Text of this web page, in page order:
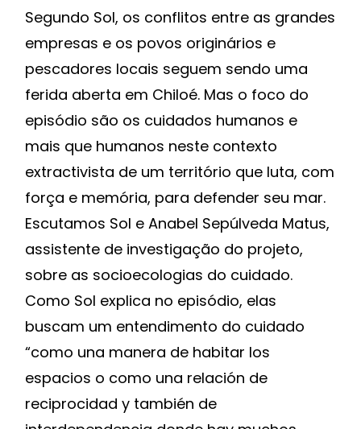
Segundo Sol, os conflitos entre as grandes
empresas e os povos originários e
pescadores locais seguem sendo uma
ferida aberta em Chiloé. Mas o foco do
episódio são os cuidados humanos e
mais que humanos neste contexto
extractivista de um território que luta, com
força e memória, para defender seu mar.
Escutamos Sol e Anabel Sepúlveda Matus,
assistente de investigação do projeto,
sobre as socioecologias do cuidado.
Como Sol explica no episódio, elas
buscam um entendimento do cuidado
“como una manera de habitar los
espacios o como una relación de
reciprocidad y también de